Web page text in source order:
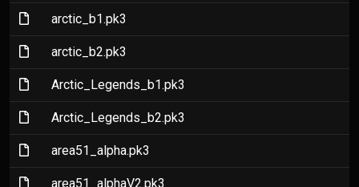
(File)arctic_b1.pk3
(File)arctic_b2.pk3
(File)Arctic_Legends_b1.pk3
(File)Arctic_Legends_b2.pk3
(File)area51_alpha.pk3
(File)area51_alphaV2.pk3